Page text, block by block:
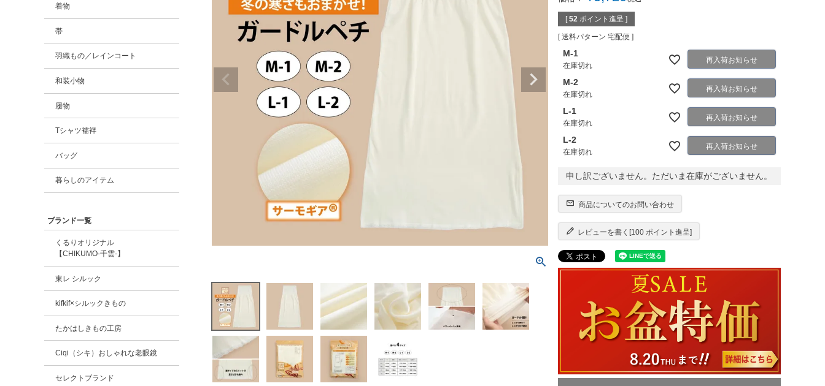
着物
帯
羽織もの／レインコート
和装小物
履物
Tシャツ襦袢
バッグ
暮らしのアイテム
ブランド一覧
くるりオリジナル
【CHIKUMO-千雲-】
東レ シルック
kifkif×シルックきもの
たかはしきもの工房
Ciqi（シキ）おしゃれな老眼鏡
セレクトブランド
[ 52 ポイント進呈 ]
送料パターン 宅配便
M-1
在庫切れ
再入荷お知らせ
M-2
在庫切れ
再入荷お知らせ
L-1
在庫切れ
再入荷お知らせ
L-2
在庫切れ
再入荷お知らせ
申し訳ございません。ただいま在庫がございません。
商品についてのお問い合わせ
レビューを書く[100 ポイント進呈]